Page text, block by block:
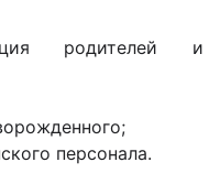
родителей и
персонала.